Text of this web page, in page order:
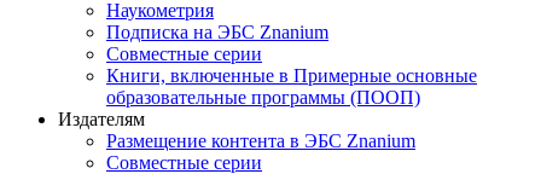
Наукометрия
Подписка на ЭБС Znanium
Совместные серии
Книги, включенные в Примерные основные
образовательные программы (ПООП)
Издателям
Размещение контента в ЭБС Znanium
Совместные серии